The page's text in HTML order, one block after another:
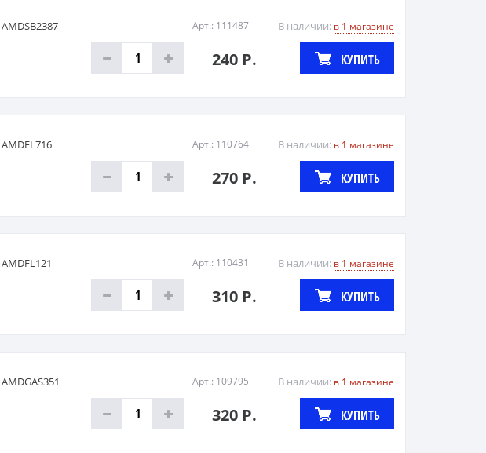
AMDSB2387 Арт.: 111487 В наличии: в 1 магазине
240 Р. КУПИТЬ
AMDFL716 Арт.: 110764 В наличии: в 1 магазине
270 Р. КУПИТЬ
AMDFL121 Арт.: 110431 В наличии: в 1 магазине
310 Р. КУПИТЬ
AMDGAS351 Арт.: 109795 В наличии: в 1 магазине
320 Р. КУПИТЬ